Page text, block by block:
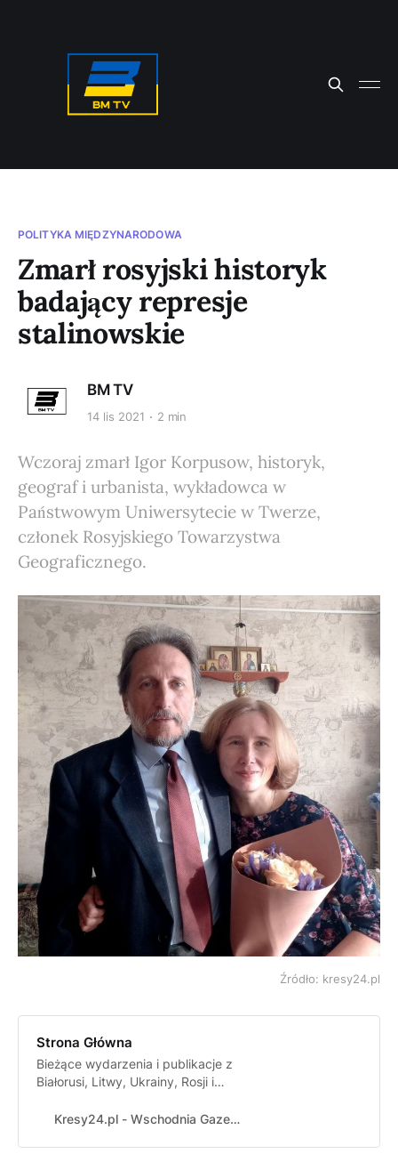
POLITYKA MIĘDZYNARODOWA
Zmarł rosyjski historyk
badający represje
stalinowskie
BM TV
14 lis 2021 2 min
Wczoraj zmarł Igor Korpusow, historyk,
geograf i urbanista, wykładowca w
Państwowym Uniwersytecie w Twerze,
członek Rosyjskiego Towarzystwa
Geograficznego.
Źródło: kresy24.pl
Strona Główna
Bieżące wydarzenia i publikacje z
Białorusi, Litwy, Ukrainy, Rosji i
Historia i kultura dawnych PolskichKresy24.pl - Wschodnia Gazeta Codzienna